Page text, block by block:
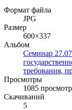
Формат файла
JPG
Размер
600×337
Альбом
Семинар
требования,
Просмотры
1085
Скачиваний
5